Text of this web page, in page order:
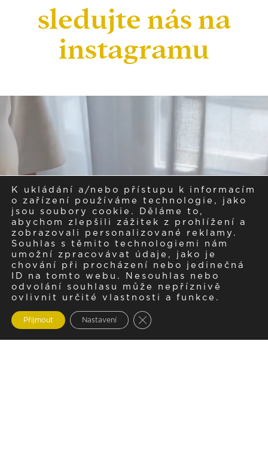
sledujte nás na
instagramu
K ukládání a/nebo přístupu k informacím
o zařízení používáme technologie, jako
jsou soubory cookie. Děláme to,
abychom zlepšili zážitek z prohlížení a
zobrazovali personalizované reklamy.
Souhlas s těmito technologiemi nám
umožní zpracovávat údaje, jako je
chování při procházení nebo jedinečná
ID na tomto webu. Nesouhlas nebo
odvolání souhlasu může nepříznivě
ovlivnit určité vlastnosti a funkce.
Přijmout Nastavení Zavřít cookie lištu GDPR